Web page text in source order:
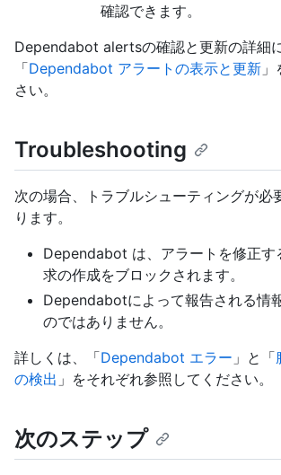
確認できます。
Dependabot alertsの確認と更新の詳細に
「Dependabot アラートの表示と更新
さい。
Troubleshooting
次の場合、トラブルシューティングが必
ります。
Dependabot は、アラートを修正す
求の作成をブロックされます。
Dependabotによって報告される情
のではありません。
詳しくは、「Dependabot エラー 」と「
の検出 」をそれぞれ参照してください。
次のステップ